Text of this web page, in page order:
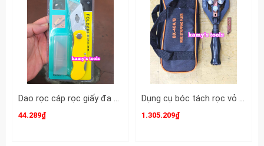
Dao rọc cáp rọc giấy đa năng cán xếp gấp gọn kèm lưỡi dao L+R+T
44.289₫
Dụng cụ bóc tách rọc vỏ dây cáp điện lướp bán dẫn và XLPE BX-40A hay BX-40B đường kính 20-40mm, dao rọc cáp điện
1.305.209₫